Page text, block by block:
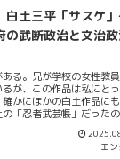
人生において苦しいこと
要だということをよくよ
だとしたようです。そし
ことがある、といいま
を愛し、そのひとのこと
ウ、拳王に定められた
の様子が美しく、その
白土三平「サスケ
の武断政治と文治
る。兄が学校の女性教
が、この作品は私にと
かにほかの白土作品に
「忍者武芸帳」だった
出したものがもう一個の
」だ。兄の担任の女性教
エ